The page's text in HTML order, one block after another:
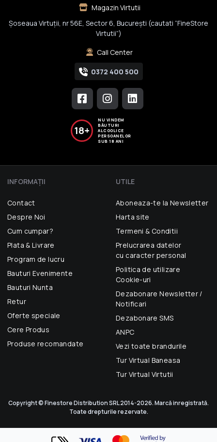
Magazin Virtutii
Șoseaua Virtuții, nr 56E, Sector 6, București (cautati “FineStore
Virtutii”)
Call Center
0372 400 500
18+
NU VINDEM
BĂUTURI
ALCOOLICE
PERSOANELOR
SUB 18 ANI
INFORMAŢII
Contact
Despre Noi
Cum cumpar?
Plata & Livrare
Program de lucru
Bauturi Evenimente
Bauturi Nunta
Retur
Oferte speciale
Cere Produs
Produse recomandate
UTILE
Aboneaza-te la Newsletter
Harta site
Termeni & Conditii
Prelucrarea datelor
cu caracter personal
Politica de utilizare
Cookie-uri
Dezabonare Newsletter /
Notificari
Dezabonare SMS
ANPC
Vezi toate brandurile
Tur Virtual Baneasa
Tur Virtual Virtutii
Copyright © Finestore Distribution SRL 2014-2026. Marcă inregistrată.
Toate drepturile rezervate.